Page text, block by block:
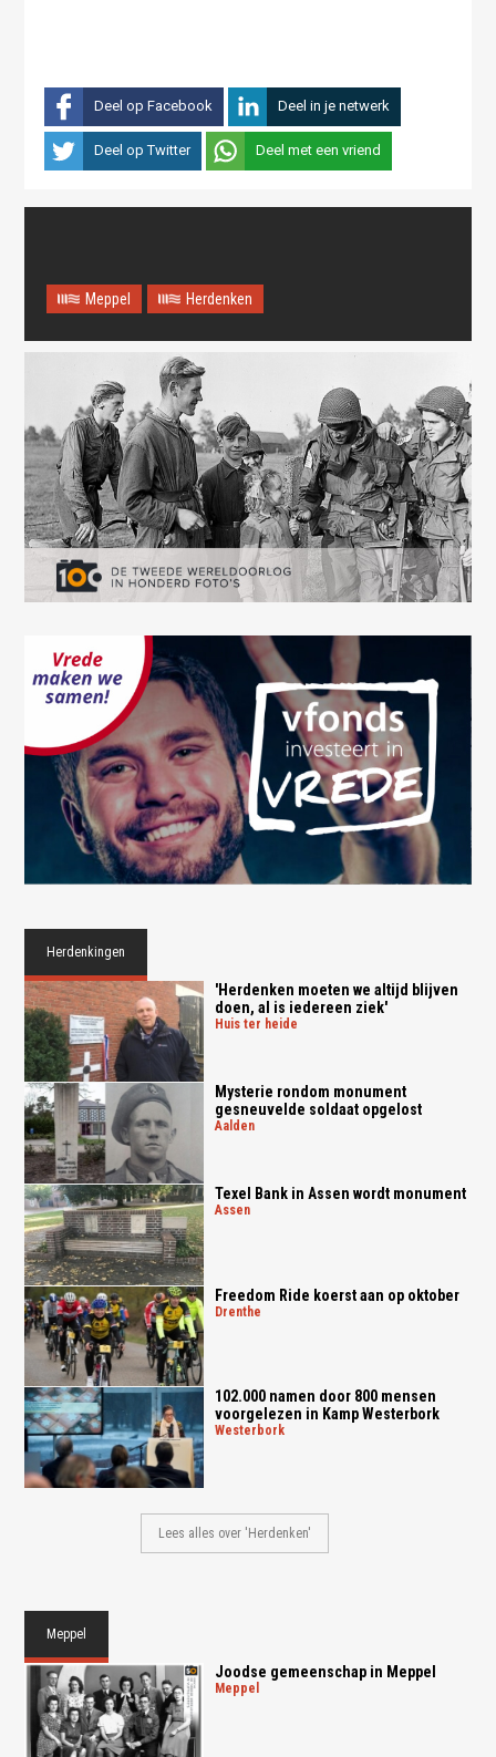
Deel op Facebook Deel in je netwerk
Deel op Twitter Deel met een vriend
Meppel Herdenken
Herdenkingen
'Herdenken moeten we altijd blijven
doen, al is iedereen ziek'
huis ter heide
Mysterie rondom monument
gesneuvelde soldaat opgelost
aalden
Texel Bank in Assen wordt monument
assen
Freedom Ride koerst aan op oktober
drenthe
102.000 namen door 800 mensen
voorgelezen in Kamp Westerbork
westerbork
Lees alles over 'Herdenken'
Meppel
Joodse gemeenschap in Meppel
meppel